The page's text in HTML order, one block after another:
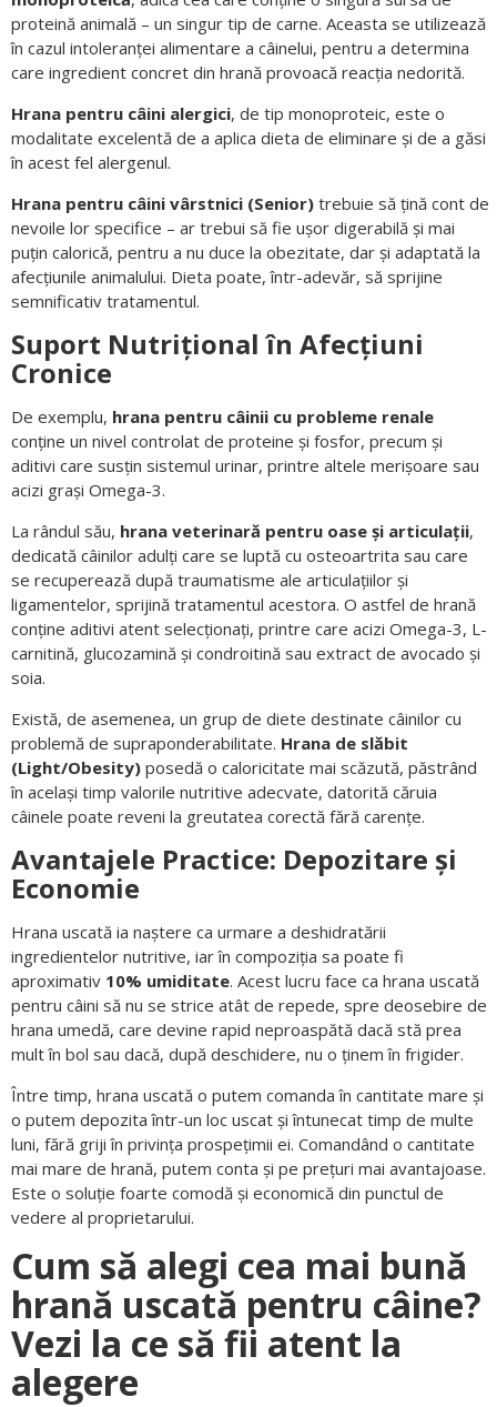
proteină animală – un singur tip de carne. Aceasta se utilizează
în cazul intoleranței alimentare a câinelui, pentru a determina
care ingredient concret din hrană provoacă reacția nedorită.
Hrana pentru câini alergici, de tip monoproteic, este o
modalitate excelentă de a aplica dieta de eliminare și de a găsi
în acest fel alergenul.
Hrana pentru câini vârstnici (Senior) trebuie să țină cont de
nevoile lor specifice – ar trebui să fie ușor digerabilă și mai
puțin calorică, pentru a nu duce la obezitate, dar și adaptată la
afecțiunile animalului. Dieta poate, într-adevăr, să sprijine
semnificativ tratamentul.
Suport Nutrițional în Afecțiuni
Cronice
De exemplu, hrana pentru câinii cu probleme renale
conține un nivel controlat de proteine și fosfor, precum și
aditivi care susțin sistemul urinar, printre altele merișoare sau
acizi grași Omega-3.
La rândul său, hrana veterinară pentru oase și articulații,
dedicată câinilor adulți care se luptă cu osteoartrita sau care
se recuperează după traumatisme ale articulațiilor și
ligamentelor, sprijină tratamentul acestora. O astfel de hrană
conține aditivi atent selecționați, printre care acizi Omega-3, L-
carnitină, glucozamină și condroitină sau extract de avocado și
soia.
Există, de asemenea, un grup de diete destinate câinilor cu
problemă de supraponderabilitate. Hrana de slăbit
(Light/Obesity) posedă o caloricitate mai scăzută, păstrând
în același timp valorile nutritive adecvate, datorită căruia
câinele poate reveni la greutatea corectă fără carențe.
Avantajele Practice: Depozitare și
Economie
Hrana uscată ia naștere ca urmare a deshidratării
ingredientelor nutritive, iar în compoziția sa poate fi
aproximativ 10% umiditate. Acest lucru face ca hrana uscată
pentru câini să nu se strice atât de repede, spre deosebire de
hrana umedă, care devine rapid neproaspătă dacă stă prea
mult în bol sau dacă, după deschidere, nu o ținem în frigider.
Între timp, hrana uscată o putem comanda în cantitate mare și
o putem depozita într-un loc uscat și întunecat timp de multe
luni, fără griji în privința prospețimii ei. Comandând o cantitate
mai mare de hrană, putem conta și pe prețuri mai avantajoase.
Este o soluție foarte comodă și economică din punctul de
vedere al proprietarului.
Cum să alegi cea mai bună
hrană uscată pentru câine?
Vezi la ce să fii atent la
alegere